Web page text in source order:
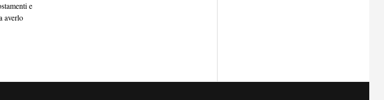
e
averlo